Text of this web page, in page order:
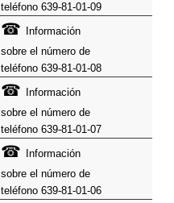
teléfono 639-81-01-09
☎
Información
sobre el número de
teléfono 639-81-01-08
☎
Información
sobre el número de
teléfono 639-81-01-07
☎
Información
sobre el número de
teléfono 639-81-01-06